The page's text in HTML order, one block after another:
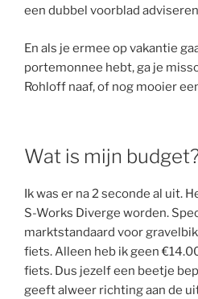
een dubbel voorblad
En als je ermee op vakantie
portemonnee hebt, ga je
Rohloff naaf, of nog mooier
Wat is mijn
Ik was er na 2 seconde al uit.
S-Works Diverge worden.
marktstandaard voor
fiets. Alleen heb ik geen
fiets. Dus jezelf een beetje
geeft alweer richting aan de